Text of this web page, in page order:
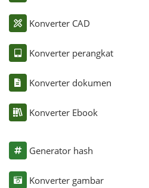
Konverter CAD
Konverter perangkat
Konverter dokumen
Konverter Ebook
Generator hash
Konverter gambar